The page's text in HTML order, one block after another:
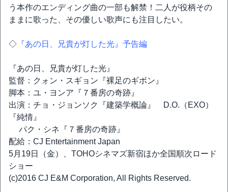
う本作のエンディング曲の一部も解禁！二人が役柄その
ままに歌った、その優しい歌声にも注目したい。
◇ 『あの日、兄貴が灯した光』予告編
『あの日、兄貴が灯した光』
監督：クォン・スギョン『裸足のギボン』
脚本：ユ・ヨンア『７番房の奇跡』
出演：チョ・ジョンソク『建築学概論』 D.O.（EXO）
『純情』
パク・シネ『７番房の奇跡』
配給：CJ Entertainment Japan
5月19日（金）、TOHOシネマズ新宿ほか全国順次ロード
ショー
(c)2016 CJ E&M Corporation, All Rights Reserved.